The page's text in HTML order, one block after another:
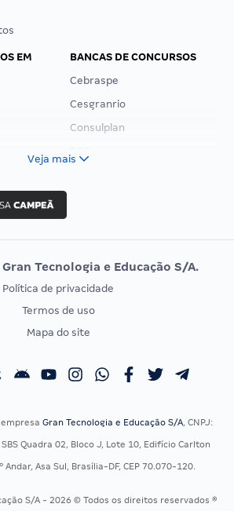
EM
BANCAS DE CONCURSOS
Cebraspe
Cesgranrio
Consulplan
Vunesp
EXAME DE ORDEM
Calendário OAB
Veja mais
Tecnologia e Educação S/A.
Política de privacidade
Termos de uso
Mapa do site
Gran Tecnologia e Educação S/A, CNPJ:
Quadra 02, Bloco J, Lote 10, Edifício Carlton
Andar, Asa Sul, Brasília-DF, CEP 70.070-120.
S/A - 2026 © Todos os direitos reservados ®